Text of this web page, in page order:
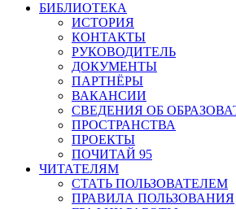
БИБЛИОТЕКА
ИСТОРИЯ
КОНТАКТЫ
РУКОВОДИТЕЛЬ
ДОКУМЕНТЫ
ПАРТНЁРЫ
ВАКАНСИИ
СВЕДЕНИЯ ОБ
ПРОСТРАНСТВА
ПРОЕКТЫ
ПОЧИТАЙ 95
ЧИТАТЕЛЯМ
СТАТЬ ПОЛЬЗОВАТЕЛЕМ
ПРАВИЛА ПОЛЬЗОВАНИЯ